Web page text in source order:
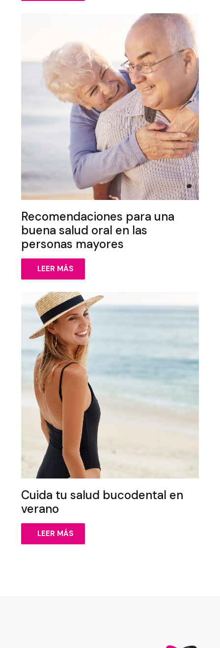
Recomendaciones para una
buena salud oral en las
personas mayores
LEER MÁS
Cuida tu salud bucodental en
verano
LEER MÁS